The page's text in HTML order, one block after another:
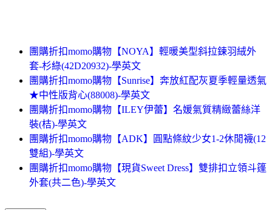
團購折扣momo購物【NOYA】輕暖美型斜拉鍊羽絨外
套-杉綠(42D20932)-學英文
團購折扣momo購物【Sunrise】奔放紅配灰夏季輕量透氣
★中性版背心(88008)-學英文
團購折扣momo購物【ILEY伊蕾】名媛氣質精緻蕾絲洋
裝(桔)-學英文
團購折扣momo購物【ADK】圓點條紋少女1-2休閒襪(12
雙組)-學英文
團購折扣momo購物【現貨Sweet Dress】雙排扣立領斗篷
外套(共二色)-學英文